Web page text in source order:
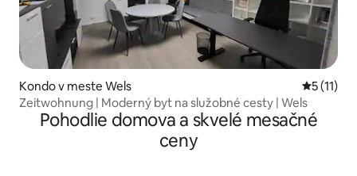
Kondo v meste Wels
5 (11)
Zeitwohnung | Moderný byt na služobné cesty | Wels
Pohodlie domova a skvelé mesačné
ceny